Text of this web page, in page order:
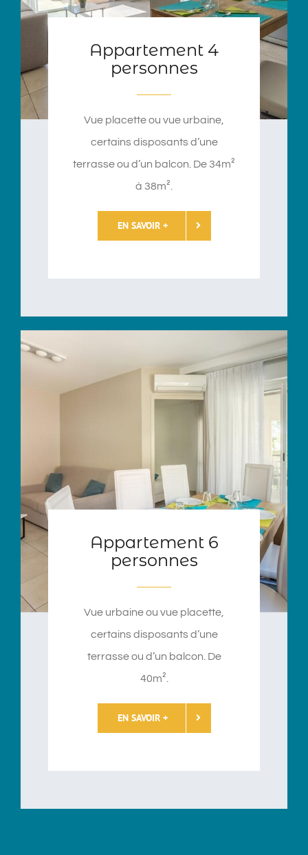
Appartement 4
personnes
Vue placetteou vue urbaine,
certains disposants d’une
terrasse ou d’un balcon. De 34m²
à 38m².
EN SAVOIR +
Appartement 6
personnes
Vue urbaineou vue placette
certains disposants d’une
terrasse ou d’un balcon. De
40m².
EN SAVOIR +